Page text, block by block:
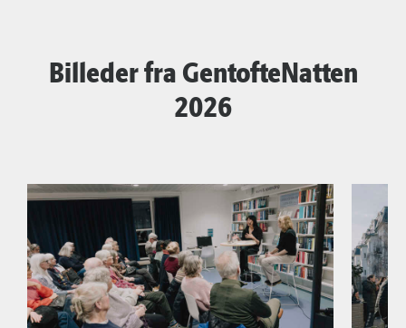
Billeder fra GentofteNatten
2026